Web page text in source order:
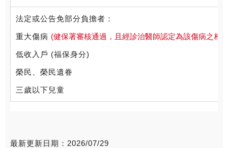
法定或公告免部分負擔者：
重大傷病 (健保署審核通過，且經診治醫師認定為該傷病之相
低收入戶 (福保身分)
榮民、榮民遺眷
三歲以下兒童
最新更新日期：2026/07/29